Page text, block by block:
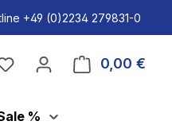
+49 (0)2234 279831-0
0,00 €
%